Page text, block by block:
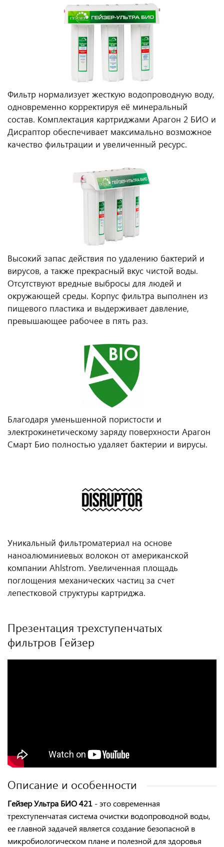
Фильтр нормализует жесткую водопроводную воду,
одновременно корректируя её минеральный
состав. Комплектация картриджами Арагон 2 БИО и
Дисраптор обеспечивает максимально возможное
качество фильтрации и увеличенный ресурс.
Высокий запас действия по удалению бактерий и
вирусов, а также прекрасный вкус чистой воды.
Отсутствуют вредные выбросы для людей и
окружающей среды. Корпус фильтра выполнен из
пищевого пластика и выдерживает давление,
превышающее рабочее в пять раз.
Благодаря уменьшенной пористости и
электрокинетическому заряду поверхности Арагон
Смарт Био полностью удаляет бактерии и вирусы.
Уникальный фильтроматериал на основе
наноалюминиевых волокон от американской
компании Ahlstrom. Увеличенная площадь
поглощения механических частиц за счет
лепестковой структуры картриджа.
Презентация трехступенчатых
фильтров Гейзер
Описание и особенности
Гейзер Ультра БИО 421 - это современная
трехступенчатая система очистки водопроводной воды,
ее главной задачей является создание безопасной в
микробиологическом плане и полезной для здоровья